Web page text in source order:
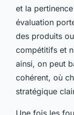
et la
évaluation
des produits
compétitifs et
ainsi, on peut
cohérent, où
stratégique
Une fois les